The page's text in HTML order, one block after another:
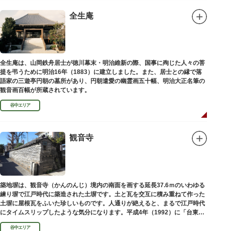
全生庵
全生庵は、山岡鉄舟居士が徳川幕末・明治維新の際、国事に殉じた人々の菩
提を弔うために明治16年（1883）に建立しました。また、居士との縁で落
語家の三遊亭円朝の墓所があり、円朝遣愛の幽霊画五十幅、明治大正名筆の
観音画百幅が所蔵されています。
谷中エリア
観音寺
築地塀は、観音寺（かんのんじ）境内の南面を画する延長37.6ｍのいわゆる
練り塀で江戸時代に築造された土塀です。土と瓦を交互に積み重ねて作った
土塀に屋根瓦をふいた珍しいものです。人通りが絶えると、まるで江戸時代
にタイムスリップしたような気分になります。平成4年（1992）に「台東区
まちかど賞」を受賞しました。
谷中エリア